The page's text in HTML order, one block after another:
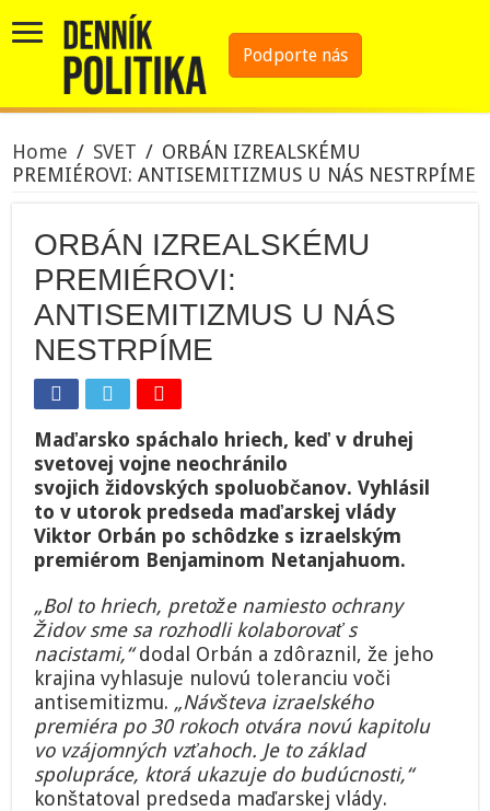
Podporte nás
Home / SVET / ORBÁN IZREALSKÉMU
PREMIÉROVI: ANTISEMITIZMUS U NÁS NESTRPÍME
ORBÁN IZREALSKÉMU
PREMIÉROVI:
ANTISEMITIZMUS U NÁS
NESTRPÍME
Maďarsko spáchalo hriech, keď v druhej
svetovej vojne neochránilo
svojich židovských spoluobčanov. Vyhlásil
to v utorok predseda maďarskej vlády
Viktor Orbán po schôdzke s izraelským
premiérom Benjaminom Netanjahuom.
„Bol to hriech, pretože namiesto ochrany
Židov sme sa rozhodli kolaborovať s
nacistami,“dodal Orbán a zdôraznil, že jeho
krajina vyhlasuje nulovú toleranciu voči
antisemitizmu. „Návšteva izraelského
premiéra po 30 rokoch otvára novú kapitolu
vo vzájomných vzťahoch. Je to základ
spolupráce, ktorá ukazuje do budúcnosti,“
konštatoval predseda maďarskej vlády.